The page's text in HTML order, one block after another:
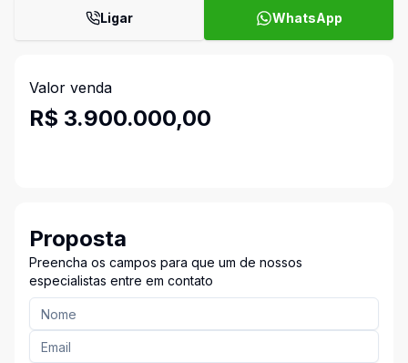
Ligar WhatsApp
Valor venda
R$ 3.900.000,00
Proposta
Preencha os campos para que um de nossos
especialistas entre em contato